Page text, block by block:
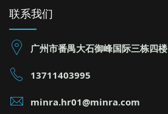
联系我们
广州市番禺大石御峰国际三栋四楼
13711403995
minra.hr01@minra.com